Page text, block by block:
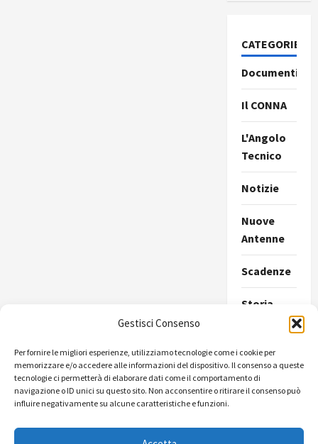
Gestisci Consenso
Per fornire le migliori esperienze, utilizziamo tecnologie come i cookie per
memorizzare e/o accedere alle informazioni del dispositivo. Il consenso a queste
tecnologie ci permetterà di elaborare dati come il comportamento di
navigazione o ID unici su questo sito. Non acconsentire o ritirare il consenso può
influire negativamente su alcune caratteristiche e funzioni.
CATEGORIE
Documenti
Il CONNA
L'Angolo
Tecnico
Notizie
Nuove
Antenne
Scadenze
Storia
Ultimissime